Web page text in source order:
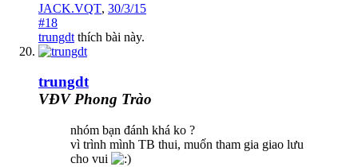
JACK.VQT, 30/3/15
#18
trungdt thích bài này.
trungdt
VĐV Phong Trào
nhóm bạn đánh khá ko ?
vì trình mình TB thui, muốn tham gia giao lưu
cho vui